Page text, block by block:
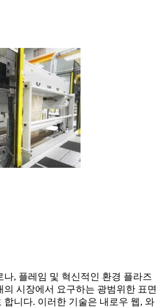
나, 플레임 및 혁신적인 환경 플라즈
시장에서 요구하는 광범위한 표면
합니다. 이러한 기술은 내로우 웹, 와